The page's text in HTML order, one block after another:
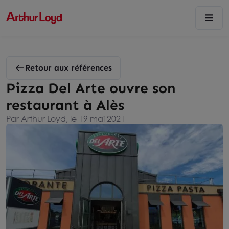
Retour aux références
Pizza Del Arte ouvre son
restaurant à Alès
Par Arthur Loyd, le 19 mai 2021